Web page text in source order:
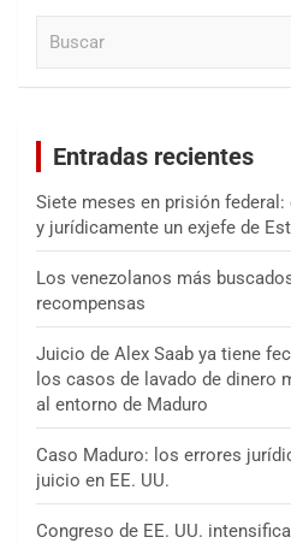
Entradas recientes
Siete meses en prisión
y jurídicamente un exjefe de
Los venezolanos más
recompensas
Juicio de Alex Saab ya tiene
los casos de lavado de dinero
al entorno de Maduro
Caso Maduro: los errores
juicio en EE. UU.
Congreso de EE. UU.